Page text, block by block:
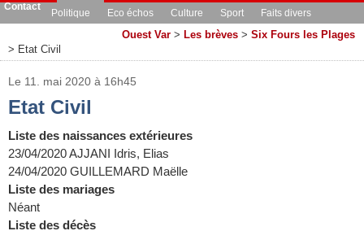
Contact
Politique Eco échos Culture Sport
Faits divers
Ouest Var > Les brèves > Six Fours les Plages
> Etat Civil
Le 11. mai 2020 à 16h45
Etat Civil
Liste des naissances extérieures
23/04/2020 AJJANI Idris, Elias
24/04/2020 GUILLEMARD Maëlle
Liste des mariages
Néant
Liste des décès